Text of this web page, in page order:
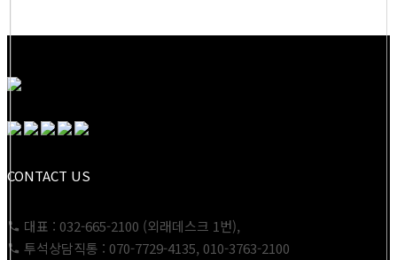
CONTACT US
대표 : 032-665-2100 (외래데스크 1번),
투석상담직통 : 070-7729-4135, 010-3763-2100